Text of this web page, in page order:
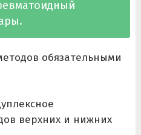
обязательными
верхних и нижних